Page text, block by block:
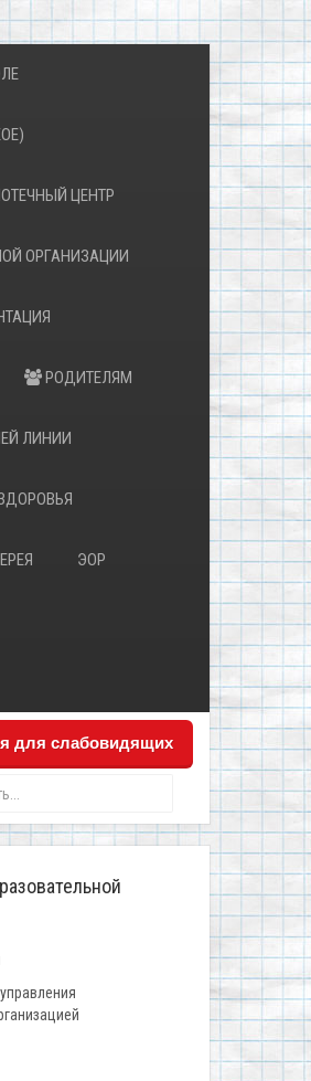
ЦЕНТР
ОРГАНИЗАЦИИ
РОДИТЕЛЯМ
ЛИНИИ
ЭОР
для слабовидящих